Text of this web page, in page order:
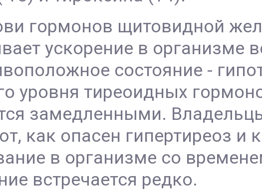
гормонов щитовидной
ускорение в организме
состояние -
уровня тиреоидных
замедленными.
как опасен гипертиреоз и
в организме со
встречается редко.